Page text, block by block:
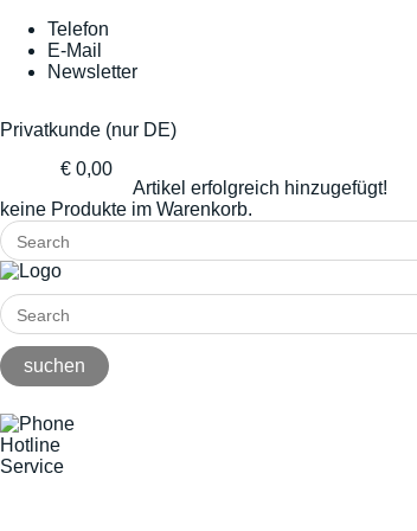
Telefon
E-Mail
Newsletter
Privatkunde (nur DE)
€ 0,00
Artikel erfolgreich hinzugefügt!
keine Produkte im Warenkorb.
Hotline
Service